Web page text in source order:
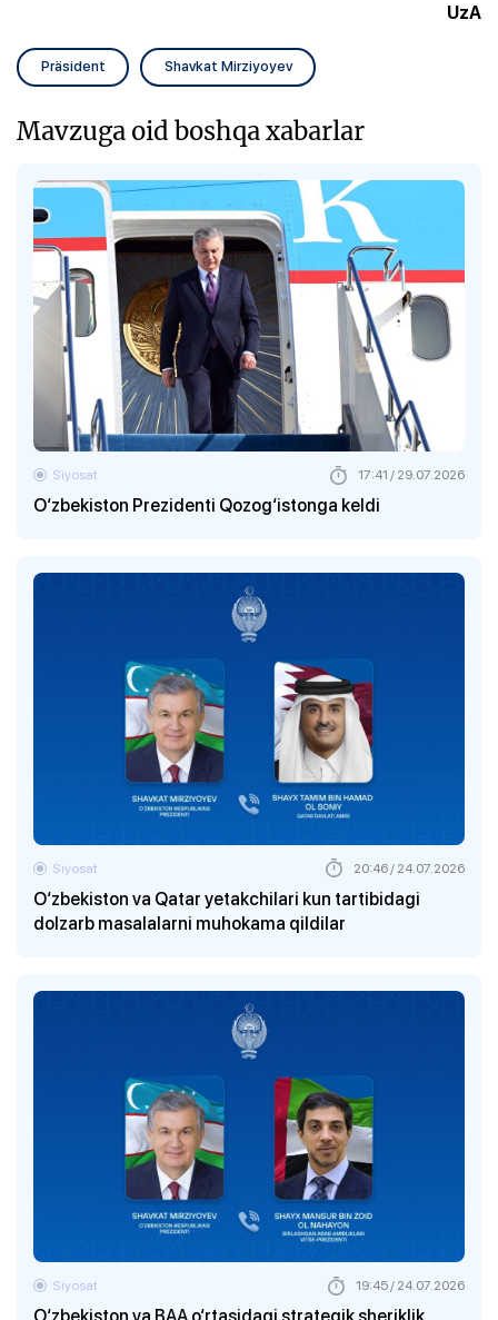
UzA
Präsident Shavkat Mirziyoyev
Mavzuga oid boshqa xabarlar
O‘zbekiston Prezidenti Qozog‘istonga keldi
Siyosat 17:41 / 29.07.2026
O‘zbekiston va Qatar yetakchilari kun tartibidagi
dolzarb masalalarni muhokama qildilar
Siyosat 20:46 / 24.07.2026
Siyosat 19:45 / 24.07.2026